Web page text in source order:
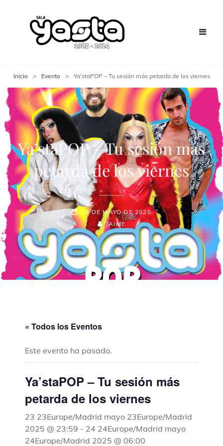
Inicio > Evento > Ya’staPOP – Tu sesión más petarda de los viernes
Ya’staPOP – Tu sesión más
petarda de los viernes
13 DE MAYO DE 2025
JAIME
« Todos los Eventos
Este evento ha pasado.
Ya’staPOP – Tu sesión más
petarda de los viernes
23 23Europe/Madrid mayo 23Europe/Madrid
2025 @ 23:59 - 24 24Europe/Madrid mayo
24Europe/Madrid 2025 @ 06:00